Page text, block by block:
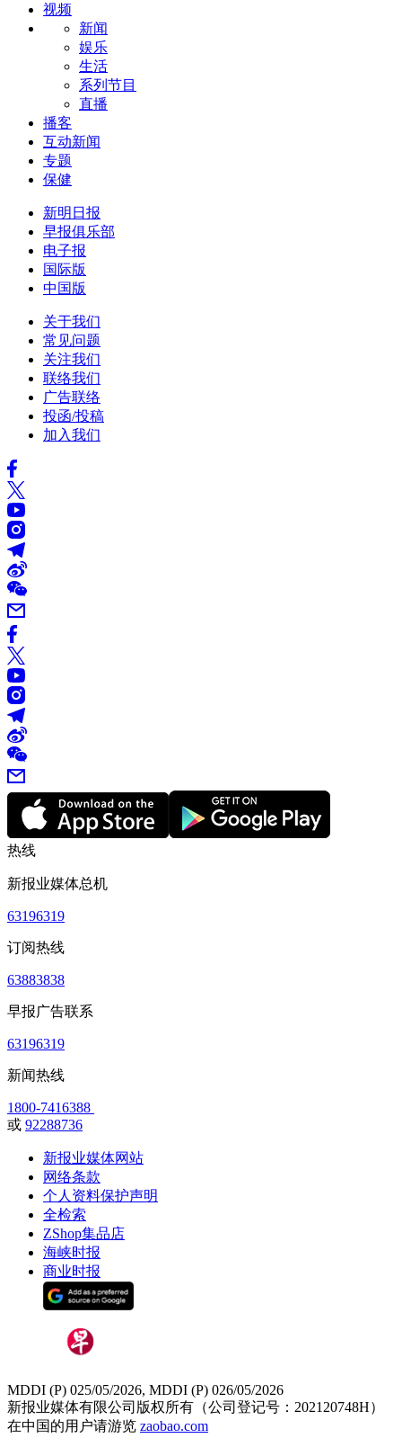
视频
新闻
娱乐
生活
系列节目
直播
播客
互动新闻
专题
保健
新明日报
早报俱乐部
电子报
国际版
中国版
关于我们
常见问题
关注我们
联络我们
广告联络
投函/投稿
加入我们
热线
新报业媒体总机
63196319
订阅热线
63883838
早报广告联系
63196319
新闻热线
1800-7416388
或 92288736
新报业媒体网站
网络条款
个人资料保护声明
全检索
ZShop集品店
海峡时报
商业时报
MDDI (P) 025/05/2026, MDDI (P) 026/05/2026
新报业媒体有限公司版权所有（公司登记号：202120748H）
在中国的用户请游览 zaobao.com